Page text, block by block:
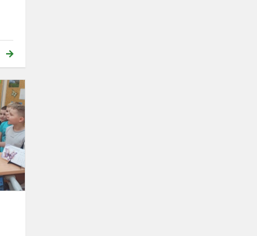
Pirmokai
mokyklos